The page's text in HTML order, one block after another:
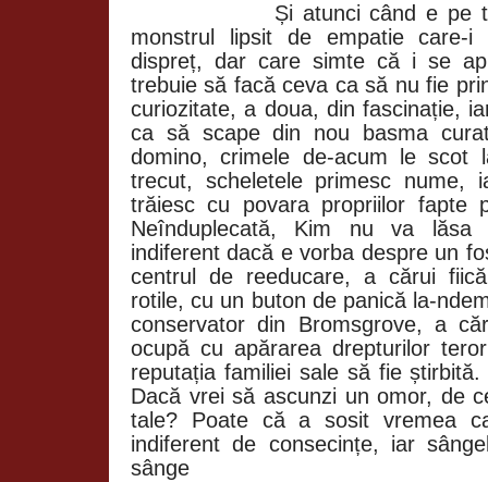
Și atunci când e pe
monstrul lipsit de empatie care-
dispreț, dar care simte că i se
trebuie să facă ceva ca să nu fie
curiozitate, a doua, din fascinație,
ca să scape din nou basma
domino, crimele de-acum le scot
trecut, scheletele primesc nume,
trăiesc cu povara propriilor fapte
Neînduplecată, Kim nu va
indiferent dacă e vorba despre un
centrul de reeducare, a cărui
rotile, cu un buton de panică la-
conservator din Bromsgrove, a
ocupă cu apărarea drepturilor
reputația familiei sale să fie
Dacă vrei să ascunzi un omor, de
tale? Poate că a sosit vremea
indiferent de consecințe, iar
sânge